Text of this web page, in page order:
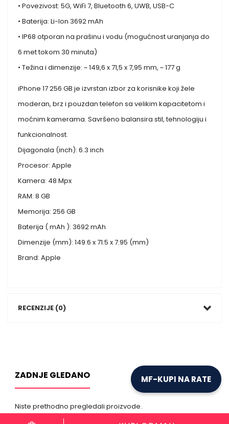
• Povezivost: 5G, WiFi 7, Bluetooth 6, UWB, USB-C
• Baterija: Li-Ion 3692 mAh
• IP68 otporan na prašinu i vodu (mogućnost uranjanja do
6 met tokom 30 minuta)
• Težina i dimenzije: ~ 149,6 x 71,5 x 7,95 mm, ~ 177 g
iPhone 17 256 GB je izvrstan izbor za korisnike koji žele
moderan, brz i pouzdan telefon sa velikim kapacitetom i
moćnim kamerama. Savršeno balansira stil, tehnologiju i
funkcionalnost.
Dijagonala (inch): 6.3 inch
Procesor: Apple
Kamera: 48 Mpx
RAM: 8 GB
Memorija: 256 GB
Baterija ( mAh ): 3692 mAh
Dimenzije (mm): 149.6 x 71.5 x 7.95 (mm)
Brand: Apple
RECENZIJE (0)
ZADNJE GLEDANO
Niste prethodno pregledali proizvode.
MF-KUPI NA RATE